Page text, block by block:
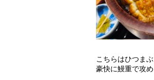
こちらはひつま
豪快に鰻重で攻